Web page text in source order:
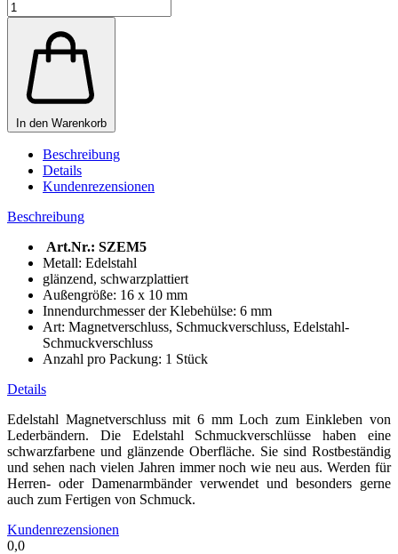
In den Warenkorb
Beschreibung
Details
Kundenrezensionen
Beschreibung
Art.Nr.: SZEM5
Metall: Edelstahl
glänzend, schwarzplattiert
Außengröße: 16 x 10 mm
Innendurchmesser der Klebehülse: 6 mm
Art: Magnetverschluss, Schmuckverschluss, Edelstahl-
Schmuckverschluss
Anzahl pro Packung: 1 Stück
Details
Edelstahl Magnetverschluss mit 6 mm Loch zum Einkleben von
Lederbändern. Die Edelstahl Schmuckverschlüsse haben eine
schwarzfarbene und glänzende Oberfläche. Sie sind Rostbeständig
und sehen nach vielen Jahren immer noch wie neu aus. Werden für
Herren- oder Damenarmbänder verwendet und besonders gerne
auch zum Fertigen von Schmuck.
Kundenrezensionen
0,0